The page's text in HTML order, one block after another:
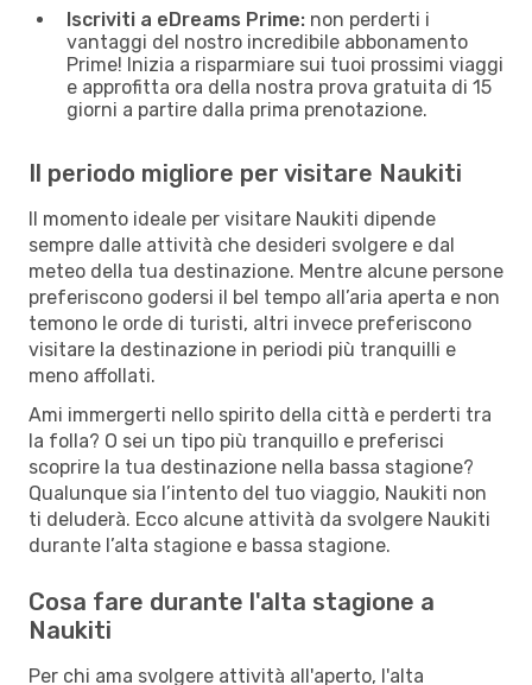
Iscriviti a eDreams Prime: non perderti i
vantaggi del nostro incredibile abbonamento
Prime! Inizia a risparmiare sui tuoi prossimi viaggi
e approfitta ora della nostra prova gratuita di 15
giorni a partire dalla prima prenotazione.
Il periodo migliore per visitare Naukiti
Il momento ideale per visitare Naukiti dipende
sempre dalle attività che desideri svolgere e dal
meteo della tua destinazione. Mentre alcune persone
preferiscono godersi il bel tempo all’aria aperta e non
temono le orde di turisti, altri invece preferiscono
visitare la destinazione in periodi più tranquilli e
meno affollati.
Ami immergerti nello spirito della città e perderti tra
la folla? O sei un tipo più tranquillo e preferisci
scoprire la tua destinazione nella bassa stagione?
Qualunque sia l’intento del tuo viaggio, Naukiti non
ti deluderà. Ecco alcune attività da svolgere Naukiti
durante l’alta stagione e bassa stagione.
Cosa fare durante l'alta stagione a
Naukiti
Per chi ama svolgere attività all'aperto, l'alta